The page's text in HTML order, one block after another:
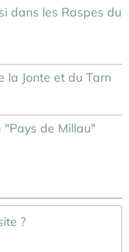
dans les Raspes du
la Jonte et du Tarn
"Pays de Millau"
?